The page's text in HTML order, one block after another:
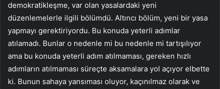
demokratikleşme, var olan yasalardaki yeni
düzenlemelerle ilgili bölümdü. Altıncı bölüm, yeni bir yasa
yapmayı gerektiriyordu. Bu konuda yeterli adımlar
atılamadı. Bunlar o nedenle mi bu nedenle mi tartışılıyor
ama bu konuda yeterli adım atılmaması, gereken hızlı
adımların atılmaması süreçte aksamalara yol açıyor elbette
ki. Bunun sahaya yansıması oluyor, kaçınılmaz olarak ve